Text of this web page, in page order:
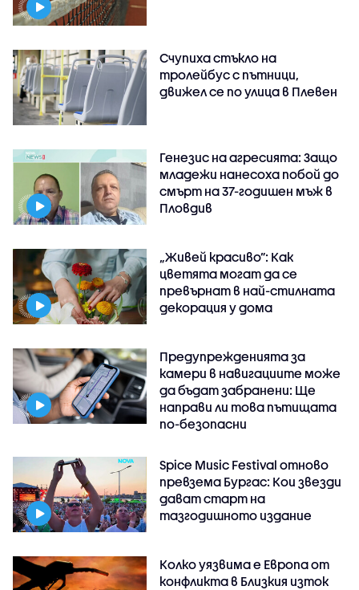
Счупиха стъкло на
тролейбус с пътници,
движел се по улица в Плевен
Генезис на агресията: Защо
младежи нанесоха побой до
смърт на 37-годишен мъж в
Пловдив
„Живей красиво”: Как
цветята могат да се
превърнат в най-стилната
декорация у дома
Предупрежденията за
камери в навигациите може
да бъдат забранени: Ще
направи ли това пътищата
по-безопасни
Spice Music Festival отново
превзема Бургас: Кои звезди
дават старт на
тазгодишното издание
Колко уязвима е Европа от
конфликта в Близкия изток